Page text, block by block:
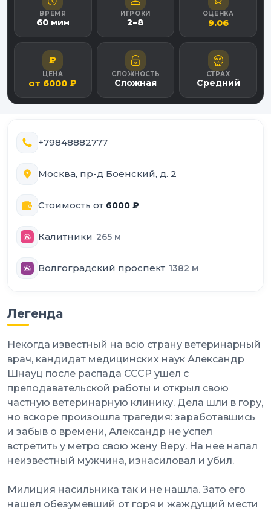
ВРЕМЯ
60мин
ИГРОКИ
2–8
ОЦЕНКА
9.06
₽
ЦЕНА
от 6000 ₽
СЛОЖНОСТЬ
Сложная
СТРАХ
Средний
+79848882777
Москва, пр-д Боенский, д. 2
Стоимость от 6000 ₽
Калитники 265 м
Волгоградский проспект 1382 м
Легенда
Некогда известный на всю страну ветеринарный
врач, кандидат медицинских наук Александр
Шнауц после распада СССР ушел с
преподавательской работы и открыл свою
частную ветеринарную клинику. Дела шли в гору,
но вскоре произошла трагедия: заработавшись
и забыв о времени, Александр не успел
встретить у метро свою жену Веру. На нее напал
неизвестный мужчина, изнасиловал и убил.
Милиция насильника так и не нашла. Зато его
нашел обезумевший от горя и жаждущий мести